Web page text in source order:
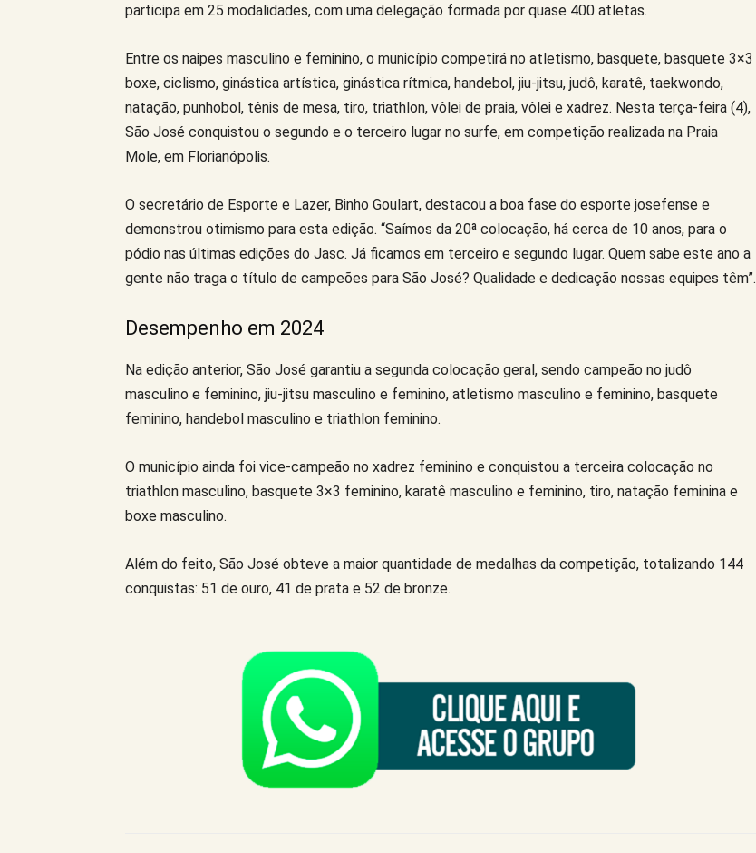
participa em 25 modalidades, com uma delegação formada por quase 400 atletas.
Entre os naipes masculino e feminino, o município competirá no atletismo, basquete, basquete 3×3
boxe, ciclismo, ginástica artística, ginástica rítmica, handebol, jiu-jitsu, judô, karatê, taekwondo,
natação, punhobol, tênis de mesa, tiro, triathlon, vôlei de praia, vôlei e xadrez. Nesta terça-feira (4),
São José conquistou o segundo e o terceiro lugar no surfe, em competição realizada na Praia
Mole, em Florianópolis.
O secretário de Esporte e Lazer, Binho Goulart, destacou a boa fase do esporte josefense e
demonstrou otimismo para esta edição. “Saímos da 20ª colocação, há cerca de 10 anos, para o
pódio nas últimas edições do Jasc. Já ficamos em terceiro e segundo lugar. Quem sabe este ano a
gente não traga o título de campeões para São José? Qualidade e dedicação nossas equipes têm”.
Desempenho em 2024
Na edição anterior, São José garantiu a segunda colocação geral, sendo campeão no judô
masculino e feminino, jiu-jitsu masculino e feminino, atletismo masculino e feminino, basquete
feminino, handebol masculino e triathlon feminino.
O município ainda foi vice-campeão no xadrez feminino e conquistou a terceira colocação no
triathlon masculino, basquete 3×3 feminino, karatê masculino e feminino, tiro, natação feminina e
boxe masculino.
Além do feito, São José obteve a maior quantidade de medalhas da competição, totalizando 144
conquistas: 51 de ouro, 41 de prata e 52 de bronze.